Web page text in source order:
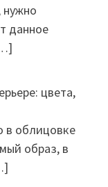
нужно
данное
цвета,
в облицовке
образ, в